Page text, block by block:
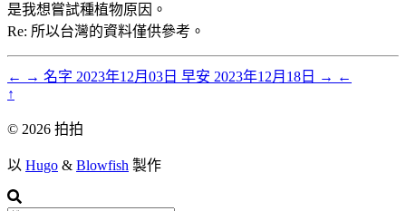
是我想嘗試種植物原因。
Re: 所以台灣的資料僅供參考。
← → 名字 2023年12月03日 早安 2023年12月18日 → ←
↑
© 2026 拍拍
以 Hugo & Blowfish 製作